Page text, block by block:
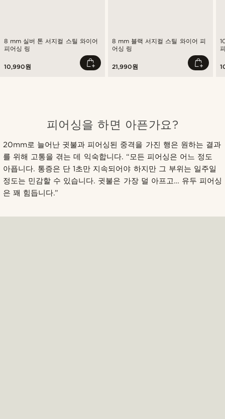
8 mm 실버 톤 서지컬 스틸 와이어
피어싱 링
10,990원
8 mm 블랙 서지컬 스틸 와이어 피
어싱 링
21,990원
피어싱을 하면 아픈가요?
20mm로 늘어난 귓불과 피어싱된 중격을 가진 행은 원하는 결과
를 위해 고통을 겪는 데 익숙합니다. “모든 피어싱은 어느 정도
아픕니다. 통증은 단 1초만 지속되어야 하지만 그 부위는 일주일
정도는 민감할 수 있습니다. 귓불은 가장 덜 아프고… 유두 피어싱
은 꽤 힘듭니다.”